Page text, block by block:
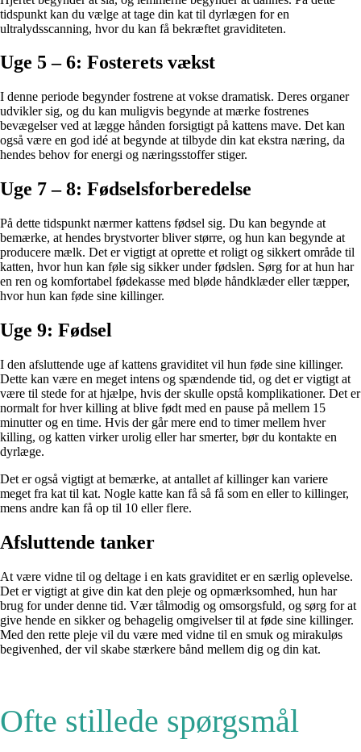
tidspunkt kan du vælge at tage din kat til dyrlægen for en
ultralydsscanning, hvor du kan få bekræftet graviditeten.
Uge 5 – 6: Fosterets vækst
I denne periode begynder fostrene at vokse dramatisk. Deres organer
udvikler sig, og du kan muligvis begynde at mærke fostrenes
bevægelser ved at lægge hånden forsigtigt på kattens mave. Det kan
også være en god idé at begynde at tilbyde din kat ekstra næring, da
hendes behov for energi og næringsstoffer stiger.
Uge 7 – 8: Fødselsforberedelse
På dette tidspunkt nærmer kattens fødsel sig. Du kan begynde at
bemærke, at hendes brystvorter bliver større, og hun kan begynde at
producere mælk. Det er vigtigt at oprette et roligt og sikkert område til
katten, hvor hun kan føle sig sikker under fødslen. Sørg for at hun har
en ren og komfortabel fødekasse med bløde håndklæder eller tæpper,
hvor hun kan føde sine killinger.
Uge 9: Fødsel
I den afsluttende uge af kattens graviditet vil hun føde sine killinger.
Dette kan være en meget intens og spændende tid, og det er vigtigt at
være til stede for at hjælpe, hvis der skulle opstå komplikationer. Det er
normalt for hver killing at blive født med en pause på mellem 15
minutter og en time. Hvis der går mere end to timer mellem hver
killing, og katten virker urolig eller har smerter, bør du kontakte en
dyrlæge.
Det er også vigtigt at bemærke, at antallet af killinger kan variere
meget fra kat til kat. Nogle katte kan få så få som en eller to killinger,
mens andre kan få op til 10 eller flere.
Afsluttende tanker
At være vidne til og deltage i en kats graviditet er en særlig oplevelse.
Det er vigtigt at give din kat den pleje og opmærksomhed, hun har
brug for under denne tid. Vær tålmodig og omsorgsfuld, og sørg for at
give hende en sikker og behagelig omgivelser til at føde sine killinger.
Med den rette pleje vil du være med vidne til en smuk og mirakuløs
begivenhed, der vil skabe stærkere bånd mellem dig og din kat.
Ofte stillede spørgsmål